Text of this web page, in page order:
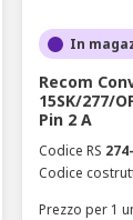
In
Recom
15SK/277/
Pin 2 A
Codice RS
Codice
Prezzo per 1